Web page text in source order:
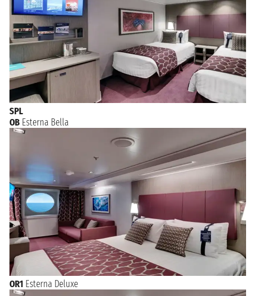
SPL
OB Esterna Bella
OR1 Esterna Deluxe